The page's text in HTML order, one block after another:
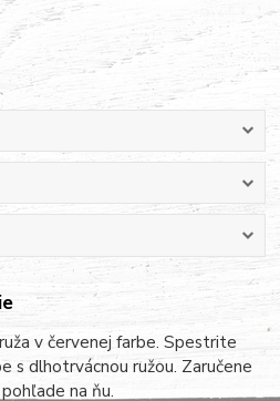
v červenej farbe. Spestrite
s dlhotrvácnou ružou. Zaručene
na ňu.